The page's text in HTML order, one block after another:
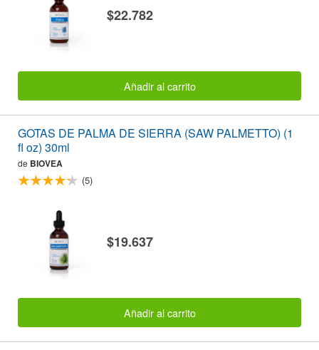
$22.782
Añadir al carrito
GOTAS DE PALMA DE SIERRA (SAW PALMETTO) (1
fl oz) 30ml
de BIOVEA
(5)
$19.637
Añadir al carrito